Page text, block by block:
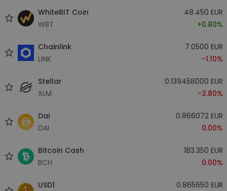
WhiteBIT Coin
WBT
48.450 EUR
+0.80%
Chainlink
LINK
7.0500 EUR
-1.10%
Stellar
XLM
0.139458000 EUR
-3.80%
Dai
DAI
0.866072 EUR
0.00%
Bitcoin Cash
BCH
183.350 EUR
0.00%
USD1
0.865650 EUR